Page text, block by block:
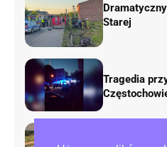
Starej
Tragedia